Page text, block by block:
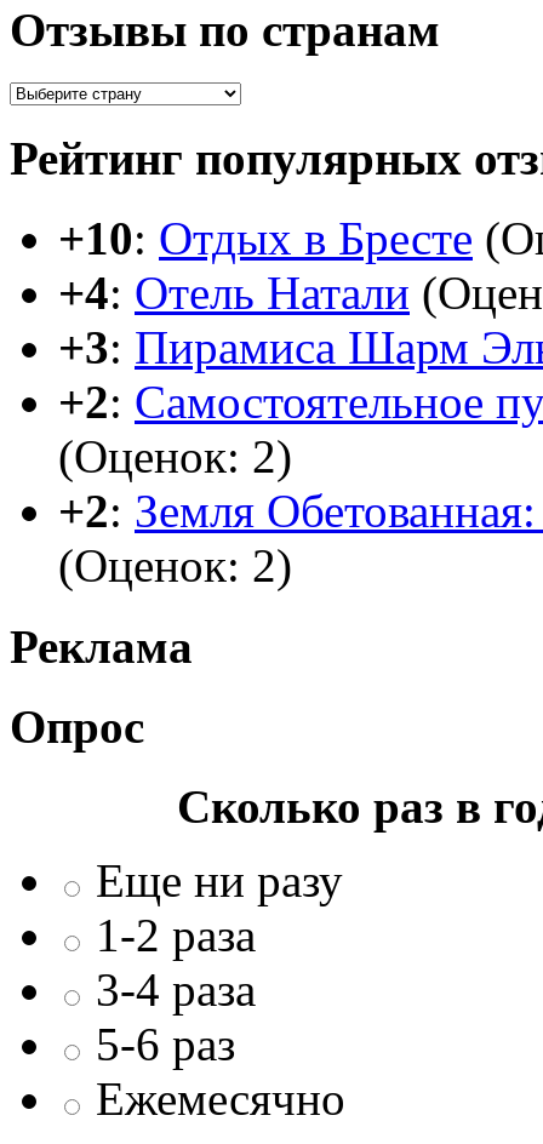
Отзывы по странам
Рейтинг популярных
+10: Отдых в Бресте
+4: Отель Натали
+3: Пирамиса Шарм
+2: Самостоятельное
(Оценок: 2)
+2: Земля
(Оценок: 2)
Реклама
Опрос
Сколько раз в
Еще ни разу
1-2 раза
3-4 раза
5-6 раз
Ежемесячно